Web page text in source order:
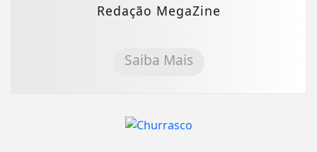
Redação MegaZine
Saiba Mais